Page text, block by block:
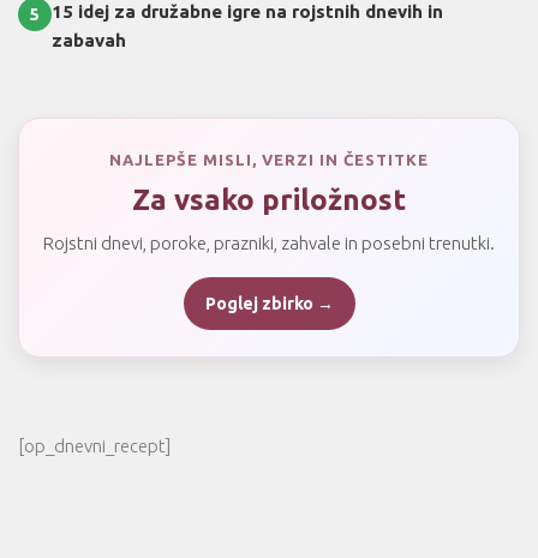
5
15 idej za družabne igre na rojstnih dnevih in
zabavah
NAJLEPŠE MISLI, VERZI IN ČESTITKE
Za vsako priložnost
Rojstni dnevi, poroke, prazniki, zahvale in posebni trenutki.
Poglej zbirko →
[op_dnevni_recept]